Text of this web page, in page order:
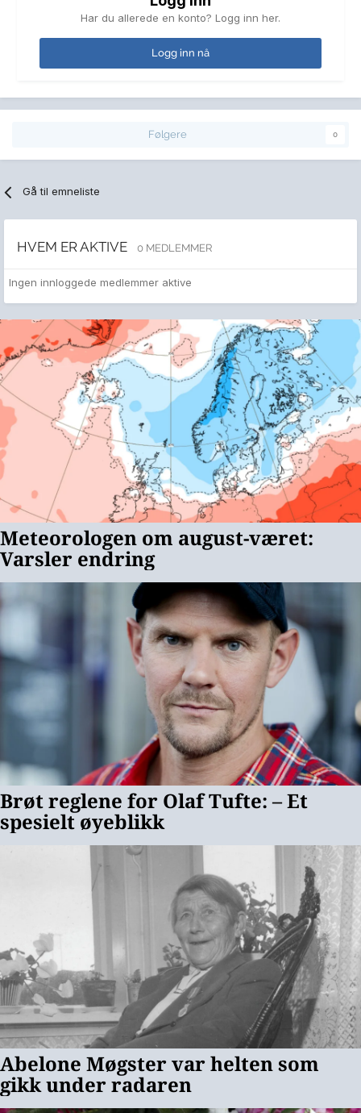
Har du allerede en konto? Logg inn her.
Logg inn nå
Følgere 0
Gå til emneliste
HVEM ER AKTIVE 0 MEDLEMMER
Ingen innloggede medlemmer aktive